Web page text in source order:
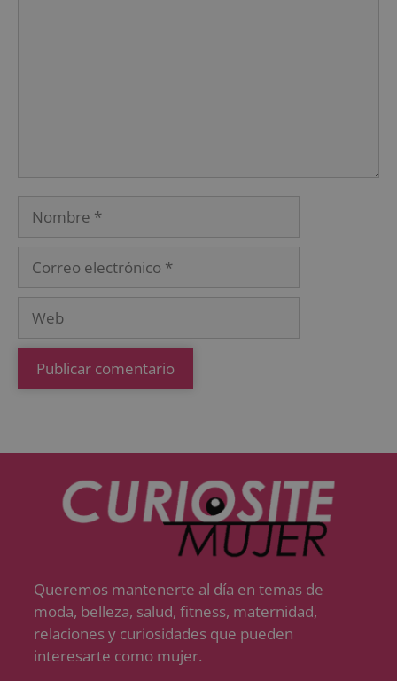
Queremos mantenerte al día en temas de
moda, belleza, salud, fitness, maternidad,
relaciones y curiosidades que pueden
interesarte como mujer.